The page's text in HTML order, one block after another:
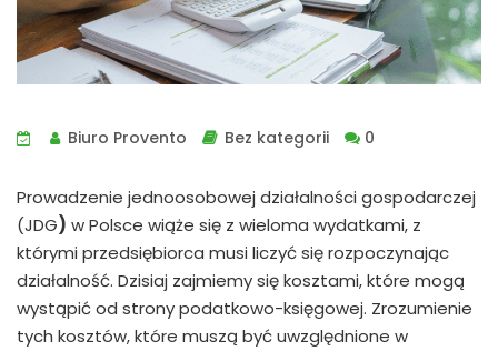
Biuro Provento Bez kategorii 0
Prowadzenie jednoosobowej działalności gospodarczej
(JDG) w Polsce wiąże się z wieloma wydatkami, z
którymi przedsiębiorca musi liczyć się rozpoczynając
działalność. Dzisiaj zajmiemy się kosztami, które mogą
wystąpić od strony podatkowo-księgowej. Zrozumienie
tych kosztów, które muszą być uwzględnione w